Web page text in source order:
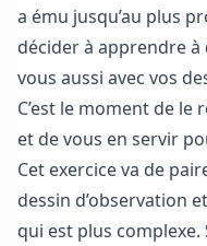
a ému jusqu’au plus
décider à apprendre
vous aussi avec vos
C’est le moment de
et de vous en servir
Cet exercice va de
dessin d’observation
qui est plus